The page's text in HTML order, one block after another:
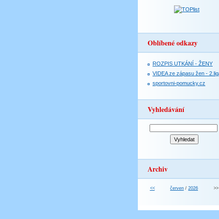
Oblíbené odkazy
ROZPIS UTKÁNÍ - ŽENY
VIDEA ze zápasu žen -
sportovni-pomucky.cz
Vyhledávání
Archiv
<< červen / 2026 >>